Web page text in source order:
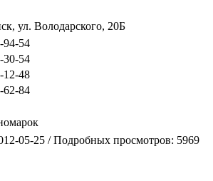
ул. Володарского, 20Б
94-54
30-54
12-48
62-84
05-25 / Подробных просмотров: 5969